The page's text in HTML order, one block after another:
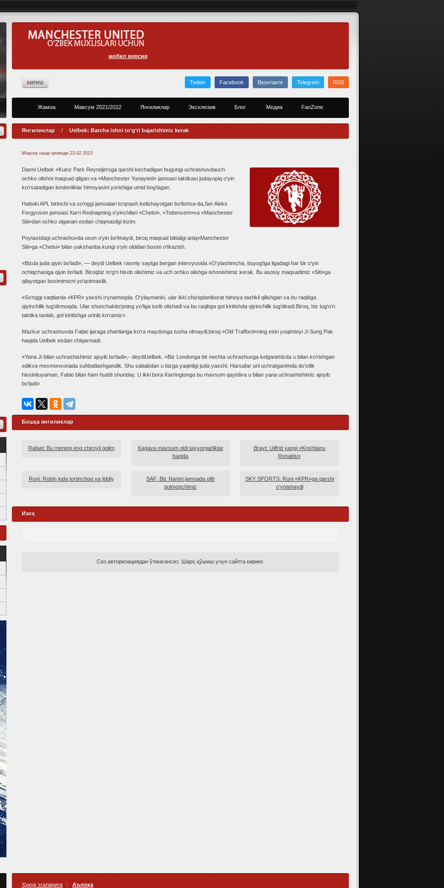
мобил версия
Twitter Facebook Вконтакте Telegram RSS
Жамоа Мавсум 2021/2022 Янгиликлар Эксклюзив Блог Медиа FanZone
Янгиликлар / Uelbek: Barcha ishni to‘g‘ri bajarishimiz kerak
Мақола нашр қилинди 23.02.2013
Danni Uelbek «Kuinz Park Reyndjersga qarshi kechadigan bugungi uchrashuvdauch
ochko olishni maqsad qilgan va «Manchester Yunayted» jamoasi taktikasi judayopiq o‘yin
ko‘rsatadigan londonliklar himoyasini yorishiga umid bog‘lagan.
Hattoki APL birinchi va so‘nggi jamoalari to‘qnash kelishayotgan bo‘lishsa-da,Ser Aleks
Fergyuson jamoasi Xarri Rednapning o‘yinchilari «Chelsi», «Tottenxem»va «Manchester
Siti»dan ochko olganari esdan chiqmasligi lozim.
Poytaxtdagi uchrashuvda oson o‘yin bo‘lmaydi, biroq maqsad bittaligi aniq«Manchester
Siti»ga «Chelsi» bilan yakshanba kungi o‘yin oldidan bosim o‘tkazish.
«Bizda juda qiyin bo‘ladi», — deydi Uelbek rasmiy saytga bergan intervyusida.«O‘ylashimcha, buyog‘iga ligadagi har bir o‘yin
ochiqchasiga qiyin bo‘ladi. Biroqbiz to‘g‘ri hisob olishimiz va uch ochko olishga ishonishimiz kerak. Bu asosiy maqsadimiz «Siti»ga
qilayotgan bosimimizni yo‘qotmaslik.
«So‘nggi vaqtlarda «KPR» yaxshi o‘ynamoqda. O‘ylaymanki, ular ikki chiziqdaniborat himoya tashkil qilishgan va bu raqibga
qiyinchilik tug‘dirmoqda. Ular shunchakito‘pning yo‘liga turib olishadi va bu raqibga gol kiritishda qiyinchilik tug‘diradi.Biroq, biz tug‘o‘ri
taktika tanlab, gol kiritishga urinib ko‘ramiz».
Mazkur uchrashuvda Fabio ijaraga shartlariga ko‘ra maydonga tusha olmaydi,biroq «Old Trafford»ning eski yoqimtoyi Ji Sung Pak
haqida Uelbek esdan chiqarmadi.
«Yana Ji bilan uchrashishimiz ajoyib bo‘ladi»,- deydiUelbek. «Biz Londonga bir nechta uchrashuvga kelganimizda u bilan ko‘rishgan
edikva mexmonxonada suhbatlashgandik. Shu sababdan u bizga yaqinligi juda yaxshi. Harsafar uni uchratganimda do‘stlik
hissinituyaman, Fabio bilan ham huddi shunday. U ikki bora Karringtonga bu mavsum qaytdiva u bilan yana uchrashishimiz ajoyib
bo‘ladi»
Бошқа янгиликлар
Rafael: Bu mening eng chiroyli golim
Kagava mavsum oldi tayyorgarliklar
haqida
Brayt: Uilfrid yangi «Krishtianu
Ronaldu»
Runi: Robin juda tortinchoq va jiddiy
SAF: Biz Nanini jamoada olib
qolmoqchimiz
SKY SPORTS: Runi «KPR»ga qarshi
o‘ynamaydi
Изоҳ
Сиз авторизациядан ўтмагансиз. Шарҳ қўшиш учун сайтга киринг.
Ҳуқуқ эгаларига Аълоқа